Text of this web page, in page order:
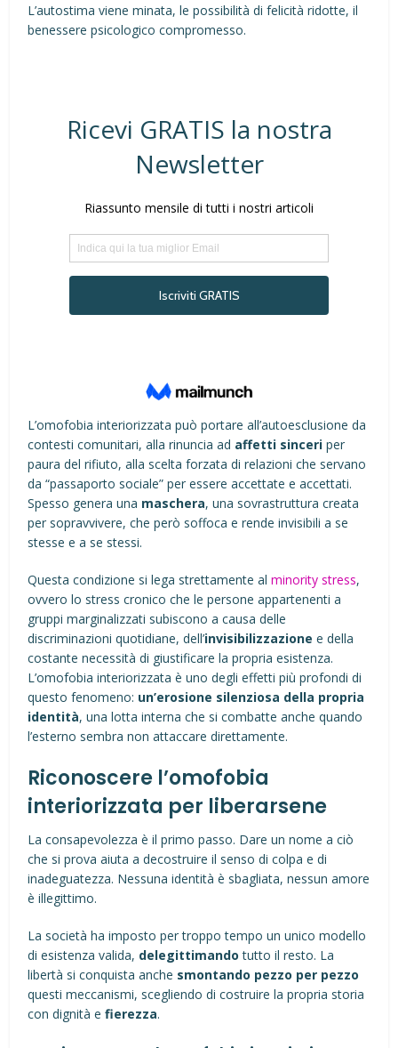
L’autostima viene minata, le possibilità di felicità ridotte, il
benessere psicologico compromesso.
L’omofobia interiorizzata può portare all’autoesclusione da
contesti comunitari, alla rinuncia ad affetti sinceri per
paura del rifiuto, alla scelta forzata di relazioni che servano
da “passaporto sociale” per essere accettate e accettati.
Spesso genera una maschera, una sovrastruttura creata
per sopravvivere, che però soffoca e rende invisibili a se
stesse e a se stessi.
Questa condizione si lega strettamente alminority stress,
ovvero lo stress cronico che le persone appartenenti a
gruppi marginalizzati subiscono a causa delle
discriminazioni quotidiane, dell’invisibilizzazione e della
costante necessità di giustificare la propria esistenza.
L’omofobia interiorizzata è uno degli effetti più profondi di
questo fenomeno: un’erosione silenziosa della propria
identità, una lotta interna che si combatte anche quando
l’esterno sembra non attaccare direttamente.
Riconoscere l’omofobia
interiorizzata per liberarsene
La consapevolezza è il primo passo. Dare un nome a ciò
che si prova aiuta a decostruire il senso di colpa e di
inadeguatezza. Nessuna identità è sbagliata, nessun amore
è illegittimo.
La società ha imposto per troppo tempo un unico modello
di esistenza valida, delegittimando tutto il resto. La
libertà si conquista anche smontando pezzo per pezzo
questi meccanismi, scegliendo di costruire la propria storia
con dignità efierezza.